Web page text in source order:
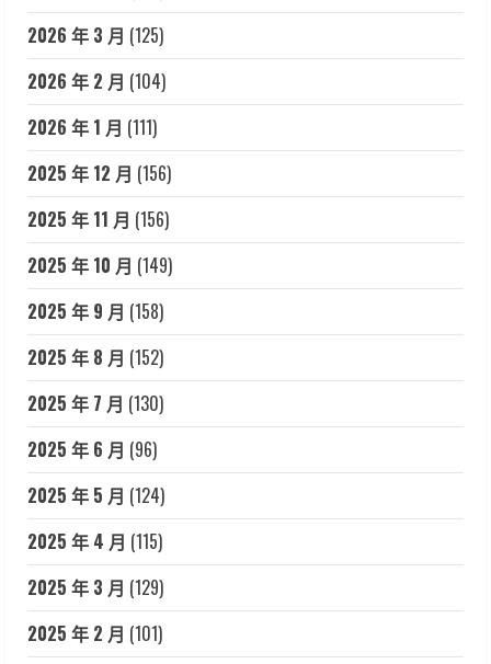
2026 年 3 月 (125)
2026 年 2 月 (104)
2026 年 1 月 (111)
2025 年 12 月 (156)
2025 年 11 月 (156)
2025 年 10 月 (149)
2025 年 9 月 (158)
2025 年 8 月 (152)
2025 年 7 月 (130)
2025 年 6 月 (96)
2025 年 5 月 (124)
2025 年 4 月 (115)
2025 年 3 月 (129)
2025 年 2 月 (101)